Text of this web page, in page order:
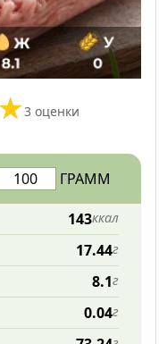
3 оценки
ГРАММ
143ккал
17.44г
8.1г
0.04г